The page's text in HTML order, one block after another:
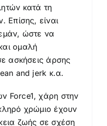
κατά τη
Επίσης, είναι
ώστε να
ομαλή
ασκήσεις άρσης
and jerk κ.α.
Force1, χάρη στην
χρώμιο έχουν
ζωής σε σχέση